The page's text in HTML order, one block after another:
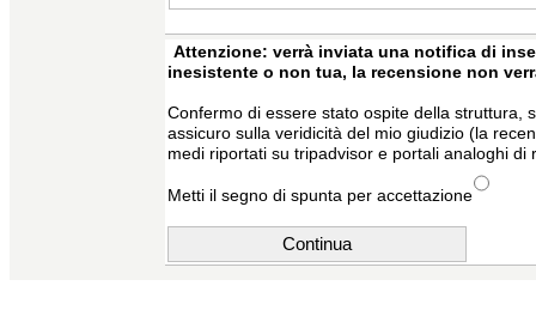
Attenzione: verrà inviata una notifica di
inesistente o non tua, la recensione non
Confermo di essere stato ospite della struttura,
assicuro sulla veridicità del mio giudizio (la
medi riportati su tripadvisor e portali analoghi di
Metti il segno di spunta per accettazione